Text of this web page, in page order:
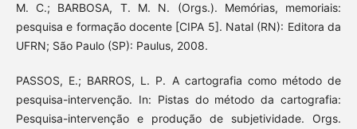
M. C.; BARBOSA, T. M. N. (Orgs.). Memórias, memoriais:
pesquisa e formação docente [CIPA 5]. Natal (RN): Editora da
UFRN; São Paulo (SP): Paulus, 2008.
PASSOS, E.; BARROS, L. P. A cartografia como método de
pesquisa-intervenção. In: Pistas do método da cartografia:
Pesquisa-intervenção e produção de subjetividade. Orgs.